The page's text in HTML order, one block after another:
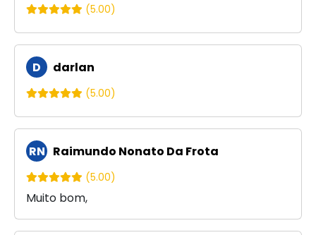
(5.00)
D darlan
(5.00)
RN Raimundo Nonato Da Frota
(5.00)
Muito bom,